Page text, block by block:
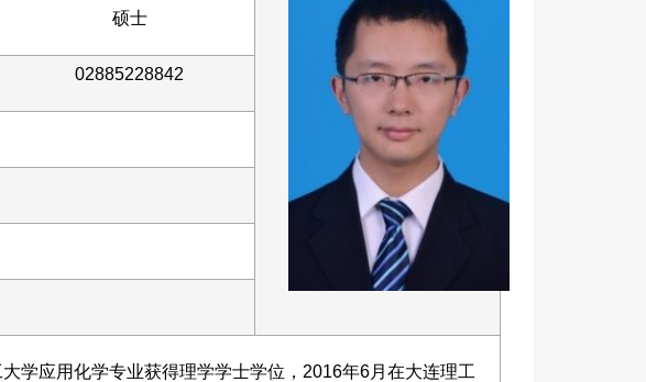
硕士
02885228842
学应用化学专业获得理学学士学位，2016年6月在大连理工